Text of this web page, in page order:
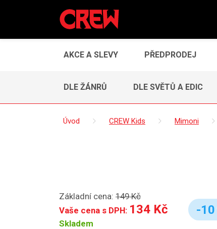
AKCE A SLEVY PŘEDPRODEJ
DLE ŽÁNRŮ DLE SVĚTŮ A EDIC
Úvod CREW Kids Mimoni
Základní cena: 149 Kč
Vaše cena s DPH: 134 Kč
Skladem
-10